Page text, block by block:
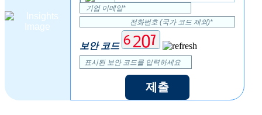
보안 코드
제출